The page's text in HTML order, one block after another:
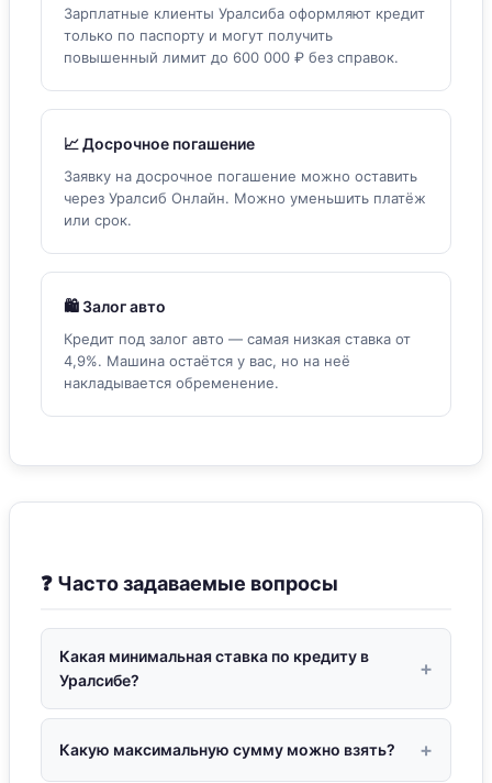
Зарплатные клиенты Уралсиба оформляют кредит
только по паспорту и могут получить
повышенный лимит до 600 000 ₽ без справок.
📈 Досрочное погашение
Заявку на досрочное погашение можно оставить
через Уралсиб Онлайн. Можно уменьшить платёж
или срок.
🛍 Залог авто
Кредит под залог авто — самая низкая ставка от
4,9%. Машина остаётся у вас, но на неё
накладывается обременение.
❓ Часто задаваемые вопросы
Какая минимальная ставка по кредиту в
Уралсибе?
Минимальная ставка — от 3,9% годовых по
стандартному кредиту при оформлении договора
добровольного страхования жизни. Без страховки
Какую максимальную сумму можно взять?